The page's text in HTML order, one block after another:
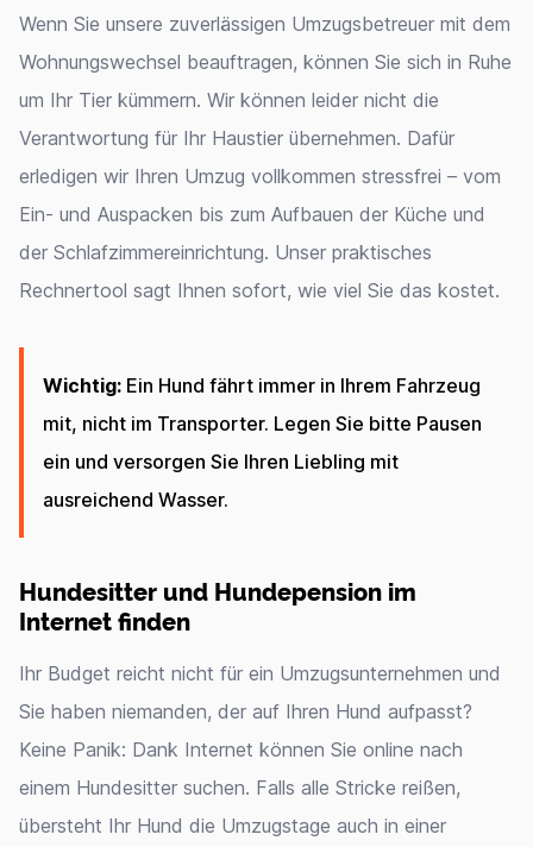
Wenn Sie unsere zuverlässigen Umzugsbetreuer mit dem
Wohnungswechsel beauftragen, können Sie sich in Ruhe
um Ihr Tier kümmern. Wir können leider nicht die
Verantwortung für Ihr Haustier übernehmen. Dafür
erledigen wir Ihren Umzug vollkommen stressfrei – vom
Ein- und Auspacken bis zum Aufbauen der Küche und
der Schlafzimmereinrichtung. Unser praktisches
Rechnertool sagt Ihnen sofort, wie viel Sie das kostet.
Wichtig: Ein Hund fährt immer in Ihrem Fahrzeug
mit, nicht im Transporter. Legen Sie bitte Pausen
ein und versorgen Sie Ihren Liebling mit
ausreichend Wasser.
Hundesitter und Hundepension im
Internet finden
Ihr Budget reicht nicht für ein Umzugsunternehmen und
Sie haben niemanden, der auf Ihren Hund aufpasst?
Keine Panik: Dank Internet können Sie online nach
einem Hundesitter suchen. Falls alle Stricke reißen,
übersteht Ihr Hund die Umzugstage auch in einer